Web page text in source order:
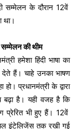
सम्मेलन के दौरान 12वें
था।
सम्मेलन की थीम
हमेशा हिंदी भाषा का
हैं। चाहे उनका भाषण
हो। प्रधानमंत्री के द्वारा
बढ़ा है। यही वजह है कि
भी हुए हैं। 12वें
इंटेलिजेंस तक रखी गई